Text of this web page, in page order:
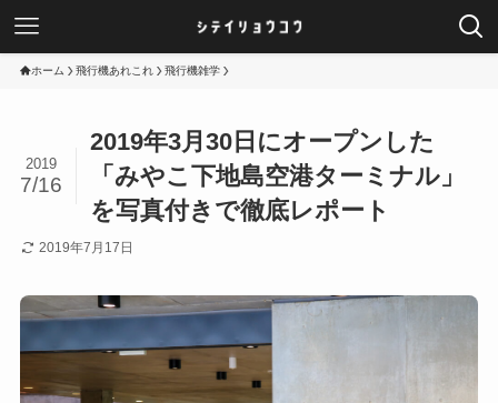
ホーム 飛行機あれこれ 飛行機雑学
2019年3月30日にオープンした
「みやこ下地島空港ターミナル」
を写真付きで徹底レポート
2019
7/16
2019年7月17日